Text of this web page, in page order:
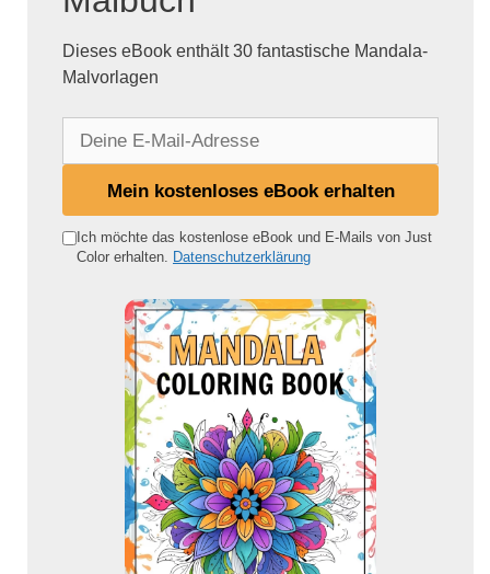
Dieses eBook enthält 30 fantastische Mandala-
Malvorlagen
e
Mein kostenloses eBook erhalten
Ich möchte das kostenlose eBook und E-Mails von Just
Color erhalten. Datenschutzerklärung